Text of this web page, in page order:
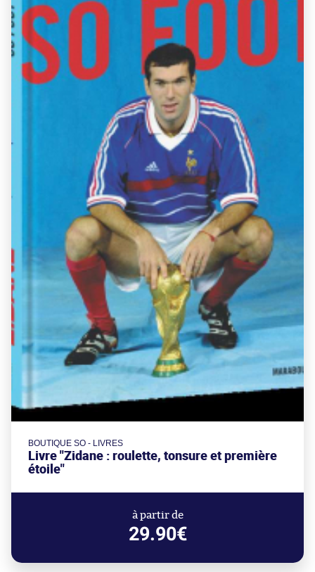
BOUTIQUE SO - LIVRES
Livre "Zidane : roulette, tonsure et première
étoile"
à partir de
29.90€